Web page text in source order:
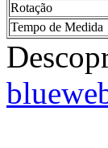
Rotação
Tempo de Medida